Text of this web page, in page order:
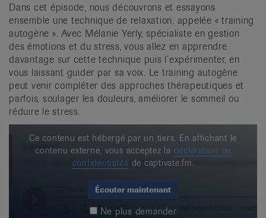
Dans cet épisode, nous découvrons et essayons
ensemble une technique de relaxation, appelée « training
autogène ». Avec Mélanie Yerly, spécialiste en gestion
des émotions et du stress, vous allez en apprendre
davantage sur cette technique puis l’expérimenter, en
vous laissant guider par sa voix. Le training autogène
peut venir compléter des approches thérapeutiques et
parfois, soulager les douleurs, améliorer le sommeil ou
réduire le stress.
Ce contenu est hébergé par un tiers. En affichant le
contenu externe, vous acceptez la déclaration de
confidentialité de captivate.fm.
Écouter maintenant
Ne plus demander